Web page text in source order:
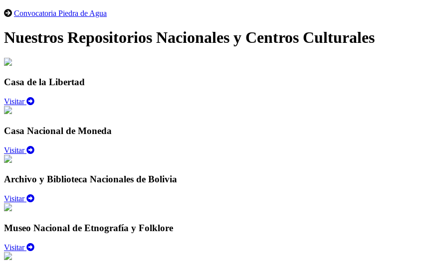
Convocatoria Piedra de Agua
Nuestros Repositorios Nacionales y Centros Culturales
Casa de la Libertad
Visitar
Casa Nacional de Moneda
Visitar
Archivo y Biblioteca Nacionales de Bolivia
Visitar
Museo Nacional de Etnografía y Folklore
Visitar